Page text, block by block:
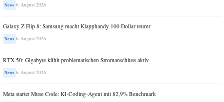
News 6. August 2026
Galaxy Z Flip 8: Samsung macht Klapphandy 100 Dollar teurer
News 6. August 2026
RTX 50: Gigabyte kühlt problematischen Stromanschluss aktiv
News 6. August 2026
Meta startet Muse Code: KI-Coding-Agent mit 82,9% Benchmark